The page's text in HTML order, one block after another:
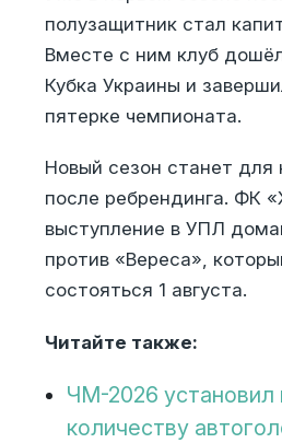
полузащитник стал
Вместе с ним клуб
Кубка Украины и
пятерке чемпионата.
Новый сезон станет
после ребрендинга. ФК
выступление в УПЛ
против «Вереса»,
состояться 1 августа.
Читайте также:
ЧМ-2026 установил
количеству